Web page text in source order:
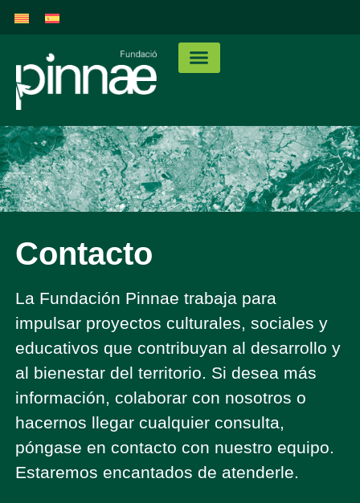
Contacto
La Fundación Pinnae trabaja para
impulsar proyectos culturales, sociales y
educativos que contribuyan al desarrollo y
al bienestar del territorio. Si desea más
información, colaborar con nosotros o
hacernos llegar cualquier consulta,
póngase en contacto con nuestro equipo.
Estaremos encantados de atenderle.